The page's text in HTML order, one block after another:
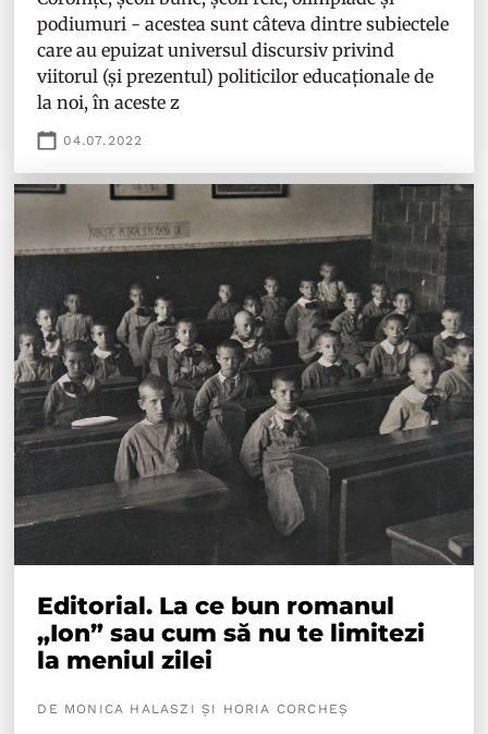
podiumuri - acestea sunt câteva dintre subiectele
care au epuizat universul discursiv privind
viitorul (și prezentul) politicilor educaționale de
la noi, în aceste z
04.07.2022
Editorial. La ce bun romanul
„Ion” sau cum să nu te limitezi
la meniul zilei
DE MONICA HALASZI ȘI HORIA CORCHEȘ